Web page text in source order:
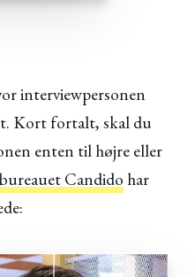
interviewpersonen
Kort fortalt, skal du
enten til højre eller
Candido har